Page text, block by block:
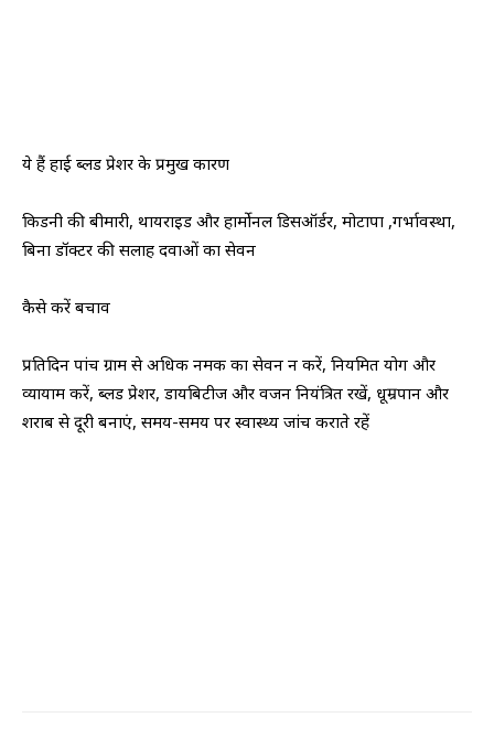
ये हैं हाई ब्लड प्रेशर के प्रमुख कारण
किडनी की बीमारी, थायराइड और हार्मोनल डिसऑर्डर, मोटापा ,गर्भावस्था,
बिना डॉक्टर की सलाह दवाओं का सेवन
कैसे करें बचाव
प्रतिदिन पांच ग्राम से अधिक नमक का सेवन न करें, नियमित योग और
व्यायाम करें, ब्लड प्रेशर, डायबिटीज और वजन नियंत्रित रखें, धूम्रपान और
शराब से दूरी बनाएं, समय-समय पर स्वास्थ्य जांच कराते रहें